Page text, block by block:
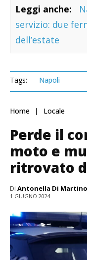
Leggi anche:
servizio: due
dell’estate
Tags: Napoli
Home Locale
Perde il
moto e
ritrovato
Di Antonella Di Martino
1 GIUGNO 2024